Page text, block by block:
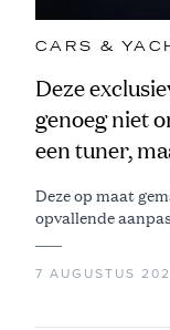
CARS &
Deze
genoeg niet
een tuner,
Deze op maat
opvallende
7 AUGUSTUS